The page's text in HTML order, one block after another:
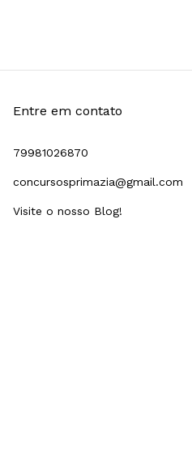
Entre em contato
79981026870
concursosprimazia@gmail.com
Visite o nosso Blog!